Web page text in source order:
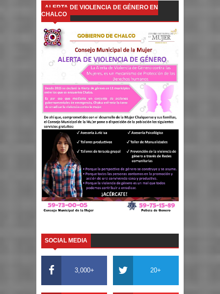
ALERTA DE VIOLENCIA DE GÉNERO EN
CHALCO
SOCIAL MEDIA
3,000+ 20+